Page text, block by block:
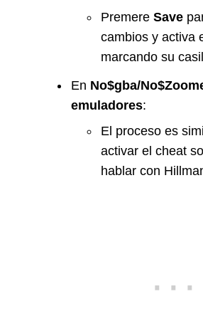
Premere Save
cambios y activa
marcando su
En No$gba/
emuladores:
El proceso es
activar el cheat
hablar con